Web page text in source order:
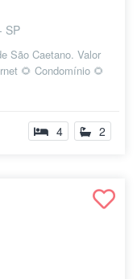
SP
São Caetano. Valor
🌻 Condomínio 🌻
4 2